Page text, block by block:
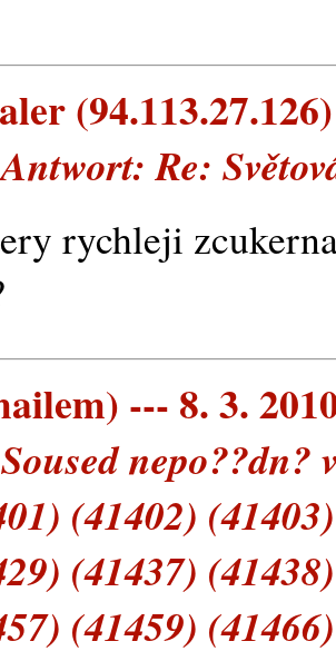
Re:
rychleji
--- 8. 3.
nepo??dn?
(41402)
(41437)
(41459)